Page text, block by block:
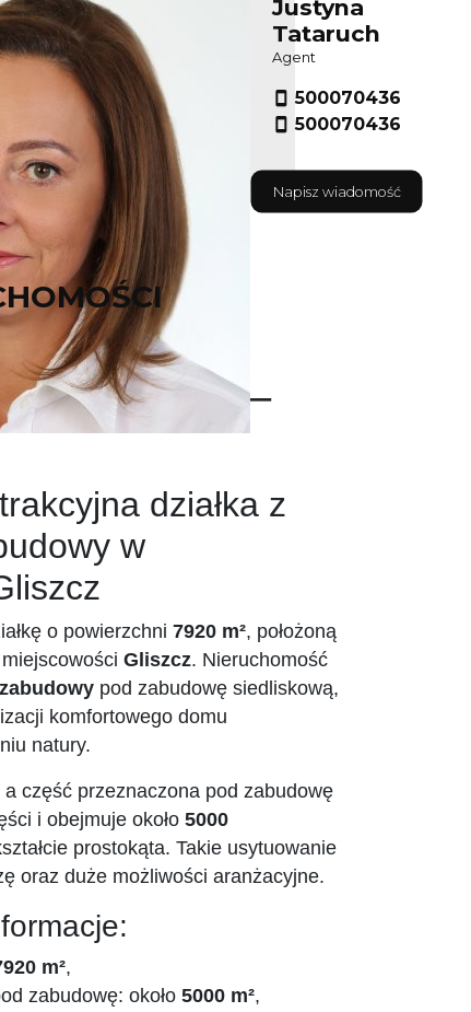
Justyna
Tataruch
Agent
500070436
500070436
Napisz wiadomość
działki –
działka z
w
o powierzchni 7920 m², położoną
Gliszcz. Nieruchomość
pod zabudowę siedliskową,
komfortowego domu
natury.
a część przeznaczona pod zabudowę
i obejmuje około 5000
prostokąta. Takie usytuowanie
oraz duże możliwości aranżacyjne.
m²,
zabudowę: około 5000 m²,